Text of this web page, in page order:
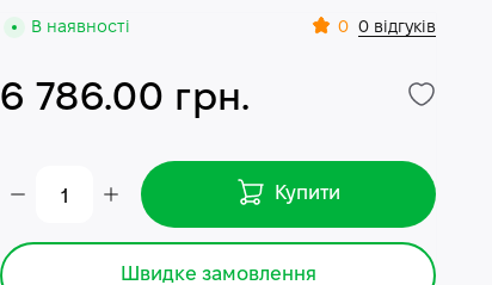
В наявності 0 0 відгуків
6 786.00 грн.
Купити
Швидке замовлення